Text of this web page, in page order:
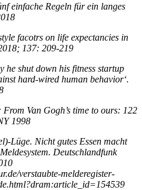
einfache Regeln für ein langes
facotrs on life expectancies in
137: 209-219
shut down his fitness startup
hard-wired human behavior‘.
Van Gogh’s time to ours: 122
1998
Lüge. Nicht gutes Essen macht
Deutschlandfunk
verstaubte-melderegister-